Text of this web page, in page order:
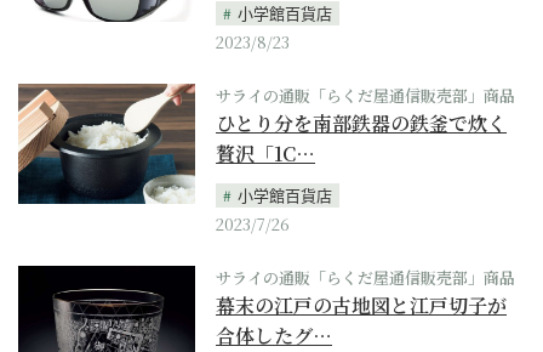
小学館百貨店
2023/8/23
サライの通販「らくだ屋通信販売部」商品
ひとり分を南部鉄器の鉄釜で炊く
贅沢「1C…
小学館百貨店
2023/7/26
サライの通販「らくだ屋通信販売部」商品
幕末の江戸の古地図と江戸切子が
合体したグ…